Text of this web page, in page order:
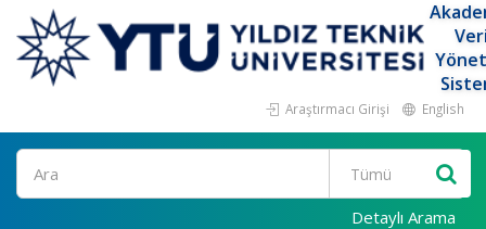
Araştırmacı Girişi English
Ara
Detaylı Arama